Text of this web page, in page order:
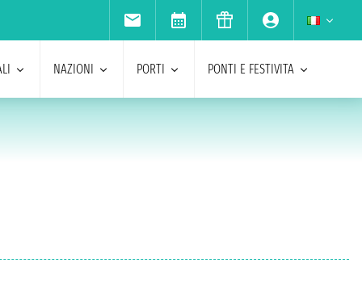
NAZIONI PORTI PONTI E FESTIVITA